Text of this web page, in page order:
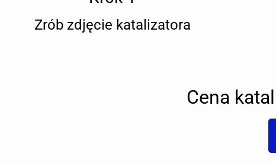
Zrób zdjęcie katalizatora
Cena